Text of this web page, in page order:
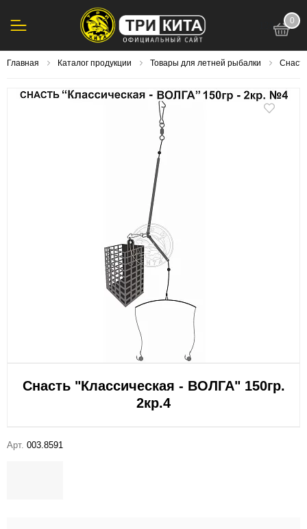
0
Главная Каталог продукции Товары для летней рыбалки
Снасть "Классическая - ВОЛГА" 150гр.
2кр.4
Арт. 003.8591